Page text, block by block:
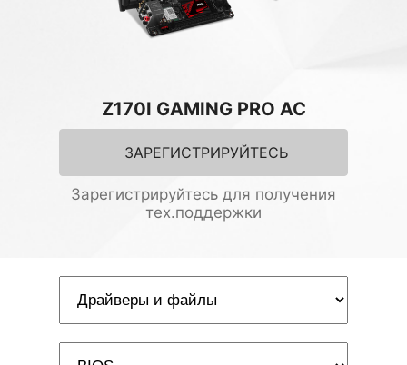
Z170I GAMING PRO AC
ЗАРЕГИСТРИРУЙТЕСЬ
Зарегистрируйтесь для получения
тех.поддержки